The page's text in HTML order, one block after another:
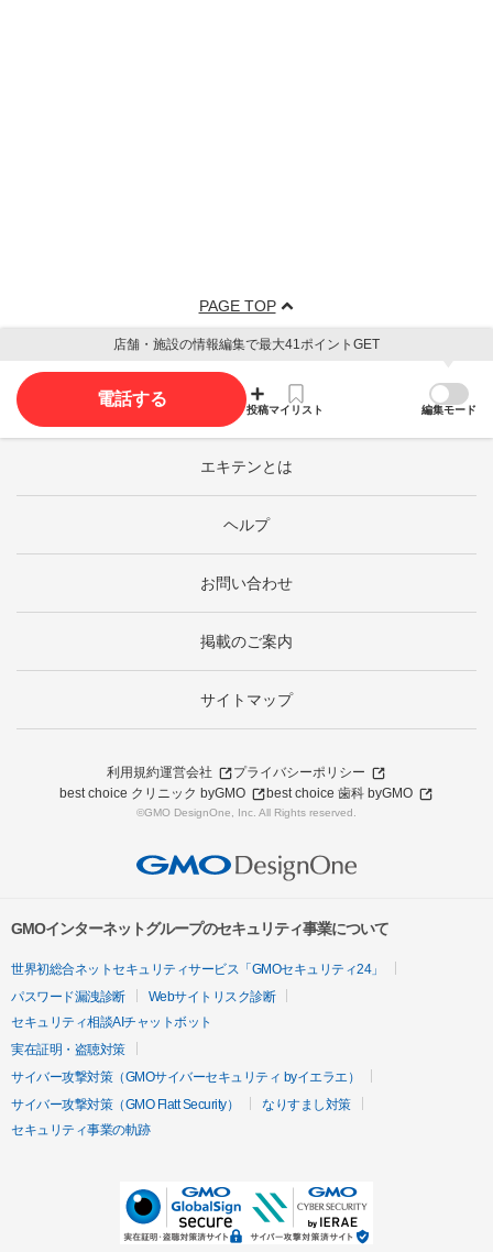
PAGE TOP
店舗・施設の情報編集で最大41ポイントGET
電話する
投稿マイリスト 編集モード
エキテンとは
ヘルプ
お問い合わせ
掲載のご案内
サイトマップ
利用規約運営会社
プライバシーポリシー
best choice クリニック byGMO
best choice 歯科 byGMO
©GMO DesignOne, Inc. All Rights reserved.
GMOインターネットグループのセキュリティ事業について
世界初総合ネットセキュリティサービス「GMOセキュリティ24」
パスワード漏洩診断
Webサイトリスク診断
セキュリティ相談AIチャットボット
実在証明・盗聴対策
サイバー攻撃対策（GMOサイバーセキュリティ byイエラエ）
サイバー攻撃対策（GMO Flatt Security）
なりすまし対策
セキュリティ事業の軌跡